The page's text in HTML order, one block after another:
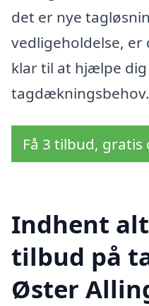
det er nye
vedligeholdelse,
klar til at hjælpe
tagdækningsbehov.
Få 3 tilbud,
Indhent
tilbud på
Øster